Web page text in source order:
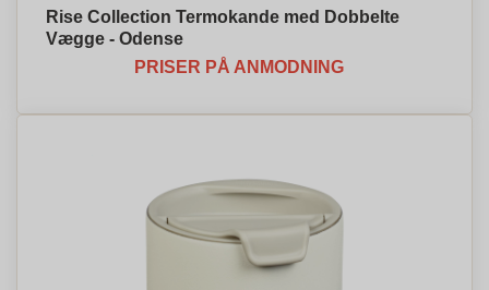
Rise Collection Termokande med Dobbelte
Vægge - Odense
PRISER PÅ ANMODNING